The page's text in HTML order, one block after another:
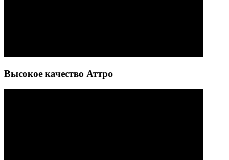
Высокое качество Аттро